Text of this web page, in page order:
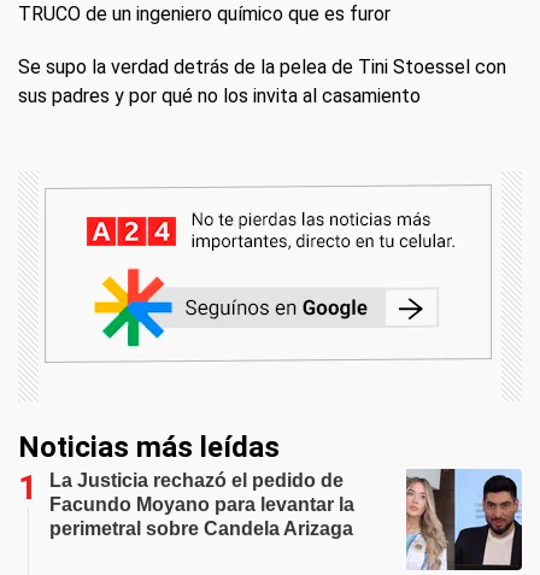
TRUCO de un ingeniero químico que es furor
Se supo la verdad detrás de la pelea de Tini Stoessel con
sus padres y por qué no los invita al casamiento
Noticias más leídas
La Justicia rechazó el pedido de
Facundo Moyano para levantar la
perimetral sobre Candela Arizaga